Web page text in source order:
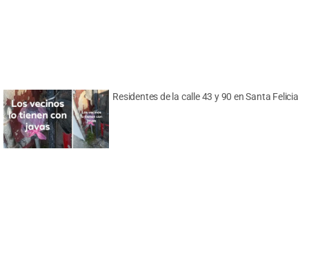
Residentes de la calle 43 y 90 en Santa Felicia